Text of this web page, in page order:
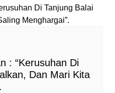
: “Kerusuhan Di
Dan Mari Kita